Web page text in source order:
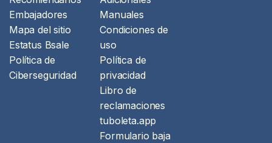
Embajadores
Mapa del sitio
Estatus Bsale
Política de
Ciberseguridad
Manuales
Condiciones de
uso
Política de
privacidad
Libro de
reclamaciones
tuboleta.app
Formulario baja